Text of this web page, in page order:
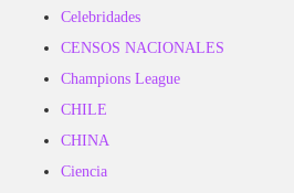
Celebridades
CENSOS NACIONALES
Champions League
CHILE
CHINA
Ciencia